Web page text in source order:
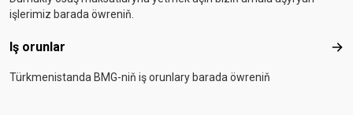
işlerimiz barada öwreniň.
Iş orunlar Iş
Türkmenistanda BMG-niň iş orunlary barada öwreniň